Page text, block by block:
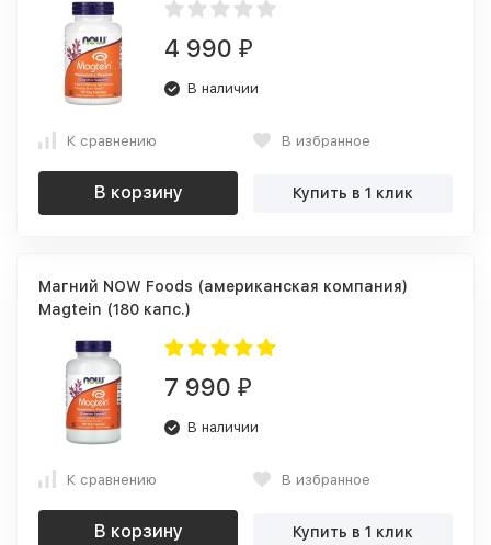
4 990 ₽
В наличии
К сравнению В избранное
В корзину Купить в 1 клик
Магний NOW Foods (американская компания)
Magtein (180 капс.)
7 990 ₽
В наличии
К сравнению В избранное
В корзину Купить в 1 клик